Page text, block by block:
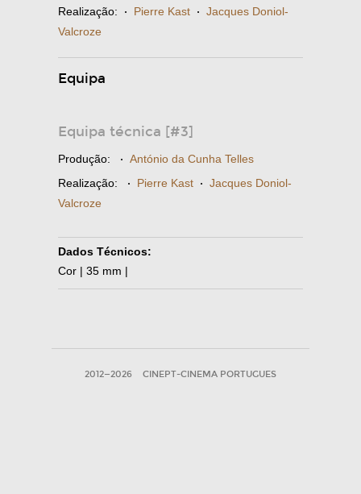
Realização: · Pierre Kast · Jacques Doniol-
Valcroze
Equipa
Equipa técnica [#3]
Produção: · António da Cunha Telles
Realização: · Pierre Kast · Jacques Doniol-
Valcroze
Dados Técnicos:
Cor | 35 mm |
2012—2026 CINEPT-CINEMA PORTUGUES